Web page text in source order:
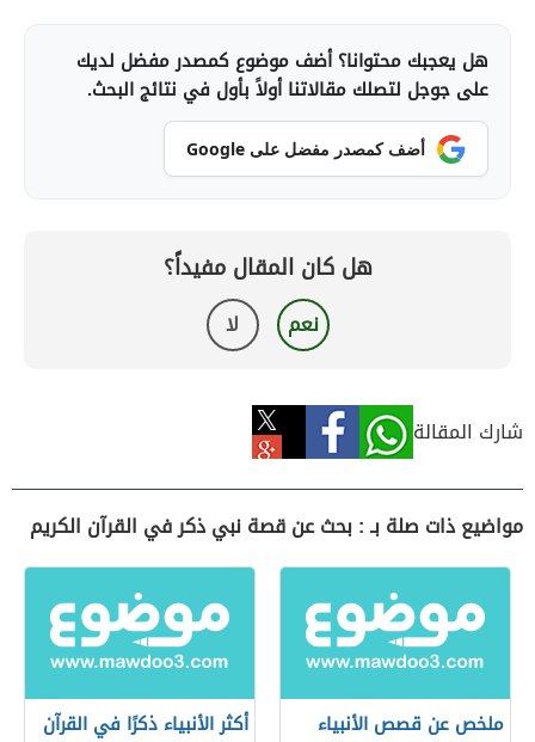
هل يعجبك محتوانا؟ أضف موضوع كمصدر مفضل لديك
على جوجل لتصلك مقالاتنا أولاً بأول في نتائج البحث.
أضف كمصدر مفضل على Google
هل كان المقال مفيداً؟
نعم لا
شارك المقالة
مواضيع ذات صلة بـ : بحث عن قصة نبي ذكر في القرآن الكريم
ملخص عن قصص الأنبياء أكثر الأنبياء ذكرًا في القرآن